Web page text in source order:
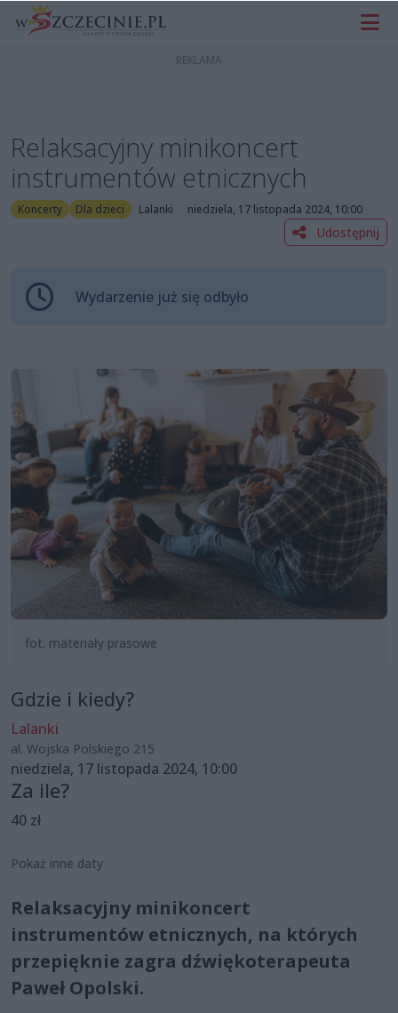
Relaksacyjny minikoncert
instrumentów etnicznych
Koncerty Dla dzieci Lalanki niedziela, 17 listopada 2024, 10:00
Udostępnij
Wydarzenie już się odbyło
fot. materiały prasowe
Gdzie i kiedy?
Lalanki
al. Wojska Polskiego 215
niedziela, 17 listopada 2024, 10:00
Za ile?
40 zł
Pokaż inne daty
Relaksacyjny minikoncert
instrumentów etnicznych, na których
przepięknie zagra dźwiękoterapeuta
Paweł Opolski.